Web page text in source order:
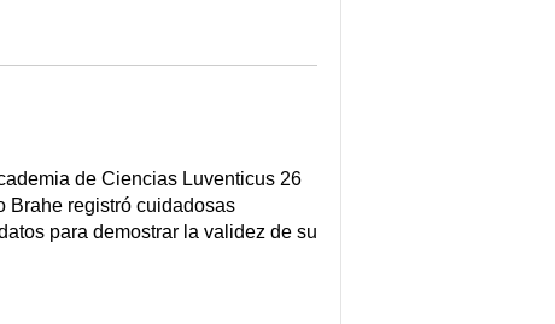
de Ciencias Luventicus 26
Brahe registró cuidadosas
para demostrar la validez de su